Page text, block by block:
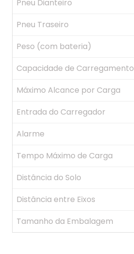
Pneu Dianteiro
Pneu Traseiro
Peso (com bateria)
Capacidade de Carregamento
Máximo Alcance por Carga
Entrada do Carregador
Alarme
Tempo Máximo de Carga
Distância do Solo
Distância entre Eixos
Tamanho da Embalagem